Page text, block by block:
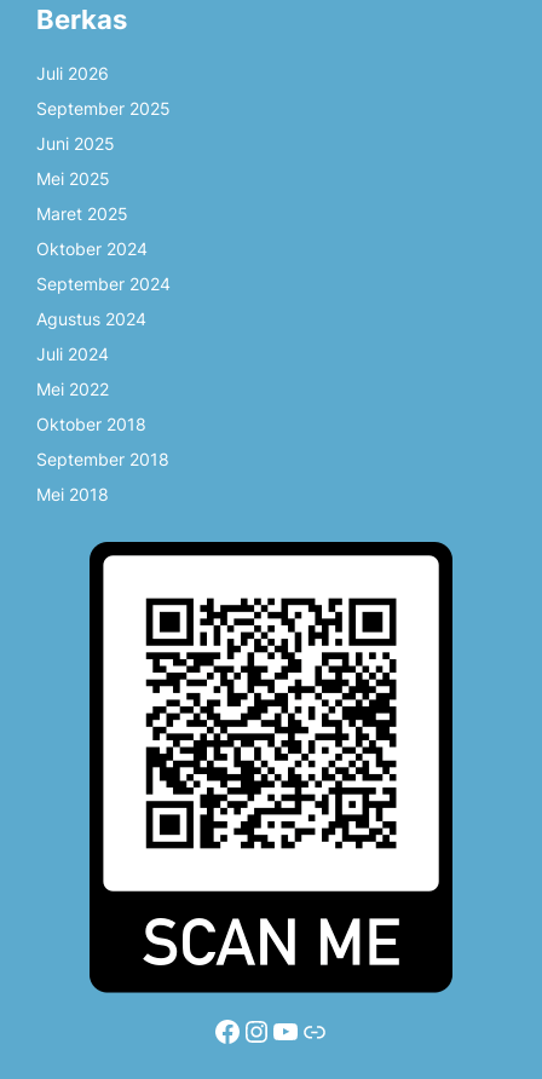
Berkas
Juli 2026
September 2025
Juni 2025
Mei 2025
Maret 2025
Oktober 2024
September 2024
Agustus 2024
Juli 2024
Mei 2022
Oktober 2018
September 2018
Mei 2018
Facebook
Instagram
YouTube
Link